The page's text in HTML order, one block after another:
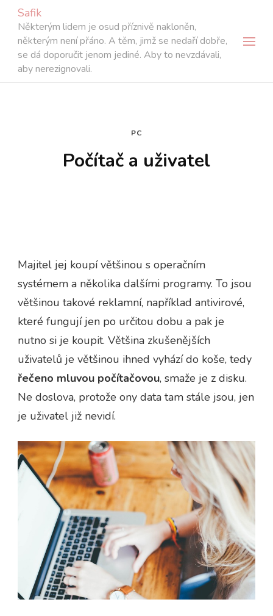
Safik
Některým lidem je osud příznivě nakloněn,
některým není přáno. A těm, jimž se nedaří dobře,
se dá doporučit jenom jediné. Aby to nevzdávali,
aby nerezignovali.
PC
Počítač a uživatel
Majitel jej koupí většinou s operačním
systémem a několika dalšími programy. To jsou
většinou takové reklamní, například antivirové,
které fungují jen po určitou dobu a pak je
nutno si je koupit. Většina zkušenějších
uživatelů je většinou ihned vyhází do koše, tedy
řečeno mluvou počítačovou, smaže je z disku.
Ne doslova, protože ony data tam stále jsou, jen
je uživatel již nevidí.